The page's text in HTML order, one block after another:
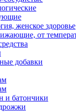
женское здоровье
от
добавки
и батончики